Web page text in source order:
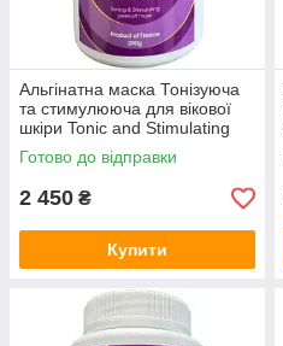
Альгінатна маска Тонізуюча
та стимулююча для вікової
шкіри Tonic and Stimulating
Peel off Mask ALG & SPA, 1 кг
Готово до відправки
2 450 ₴
Купити